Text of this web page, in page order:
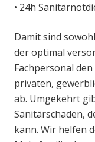
• 24h
Damit sind
der optimal
Fachpersonal
privaten,
ab. Umgekehrt
Sanitärschaden,
kann. Wir helfen